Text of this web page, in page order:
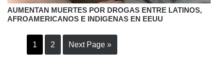
AUMENTAN MUERTES POR DROGAS ENTRE LATINOS,
AFROAMERICANOS E INDIGENAS EN EEUU
1 2 Next Page »